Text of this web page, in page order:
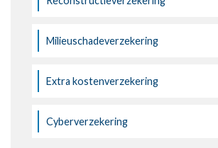
Milieuschadeverzekering
Extra kostenverzekering
Cyberverzekering